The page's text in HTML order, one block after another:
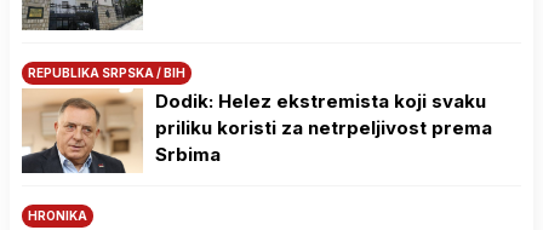
REPUBLIKA SRPSKA / BIH
Dodik: Helez ekstremista koji svaku
priliku koristi za netrpeljivost prema
Srbima
HRONIKA